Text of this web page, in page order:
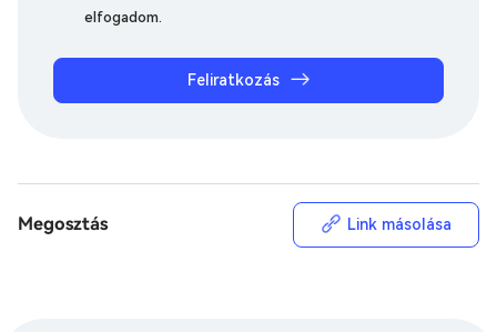
elfogadom.
Feliratkozás
Megosztás Link másolása